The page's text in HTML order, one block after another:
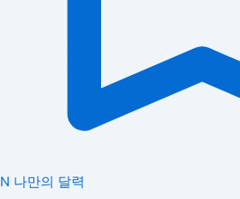
N 나만의 달력